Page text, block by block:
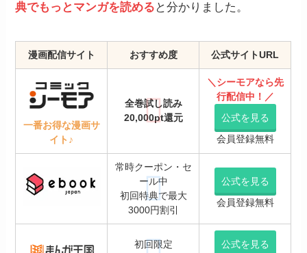
典でもっとマンガを読める と分かりました。
漫画配信サイト おすすめ度 公式サイトURL
一番お得な漫画サ
イト♪
全巻試し読み
20,000pt還元
＼ シーモアなら先
行配信中！／
公式を見る
会員登録無料
常時クーポン・セ
ール中
初回特典で最大
3000円割引
公式を見る
会員登録無料
初回限定
公式を見る